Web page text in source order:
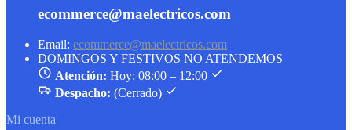
ecommerce@maelectricos.com
Email: ecommerce@maelectricos.com
DOMINGOS Y FESTIVOS NO ATENDEMOS
Atención: Hoy: 08:00 – 12:00
Despacho: (Cerrado)
Mi cuenta